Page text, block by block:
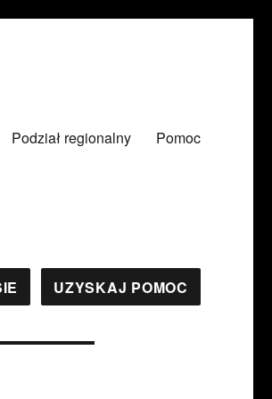
Podział regionalny Pomoc
UZYSKAJ POMOC